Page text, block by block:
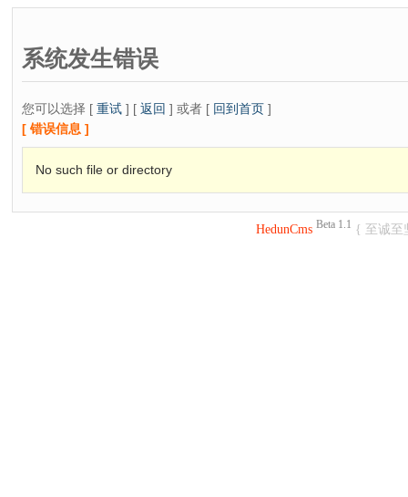
系统发生错误
您可以选择 [ 重试 ] [ 返回 ] 或者 [ 回到首页 ]
[ 错误信息 ]
No such file or directory
HedunCms Beta 1.1 { 至诚至